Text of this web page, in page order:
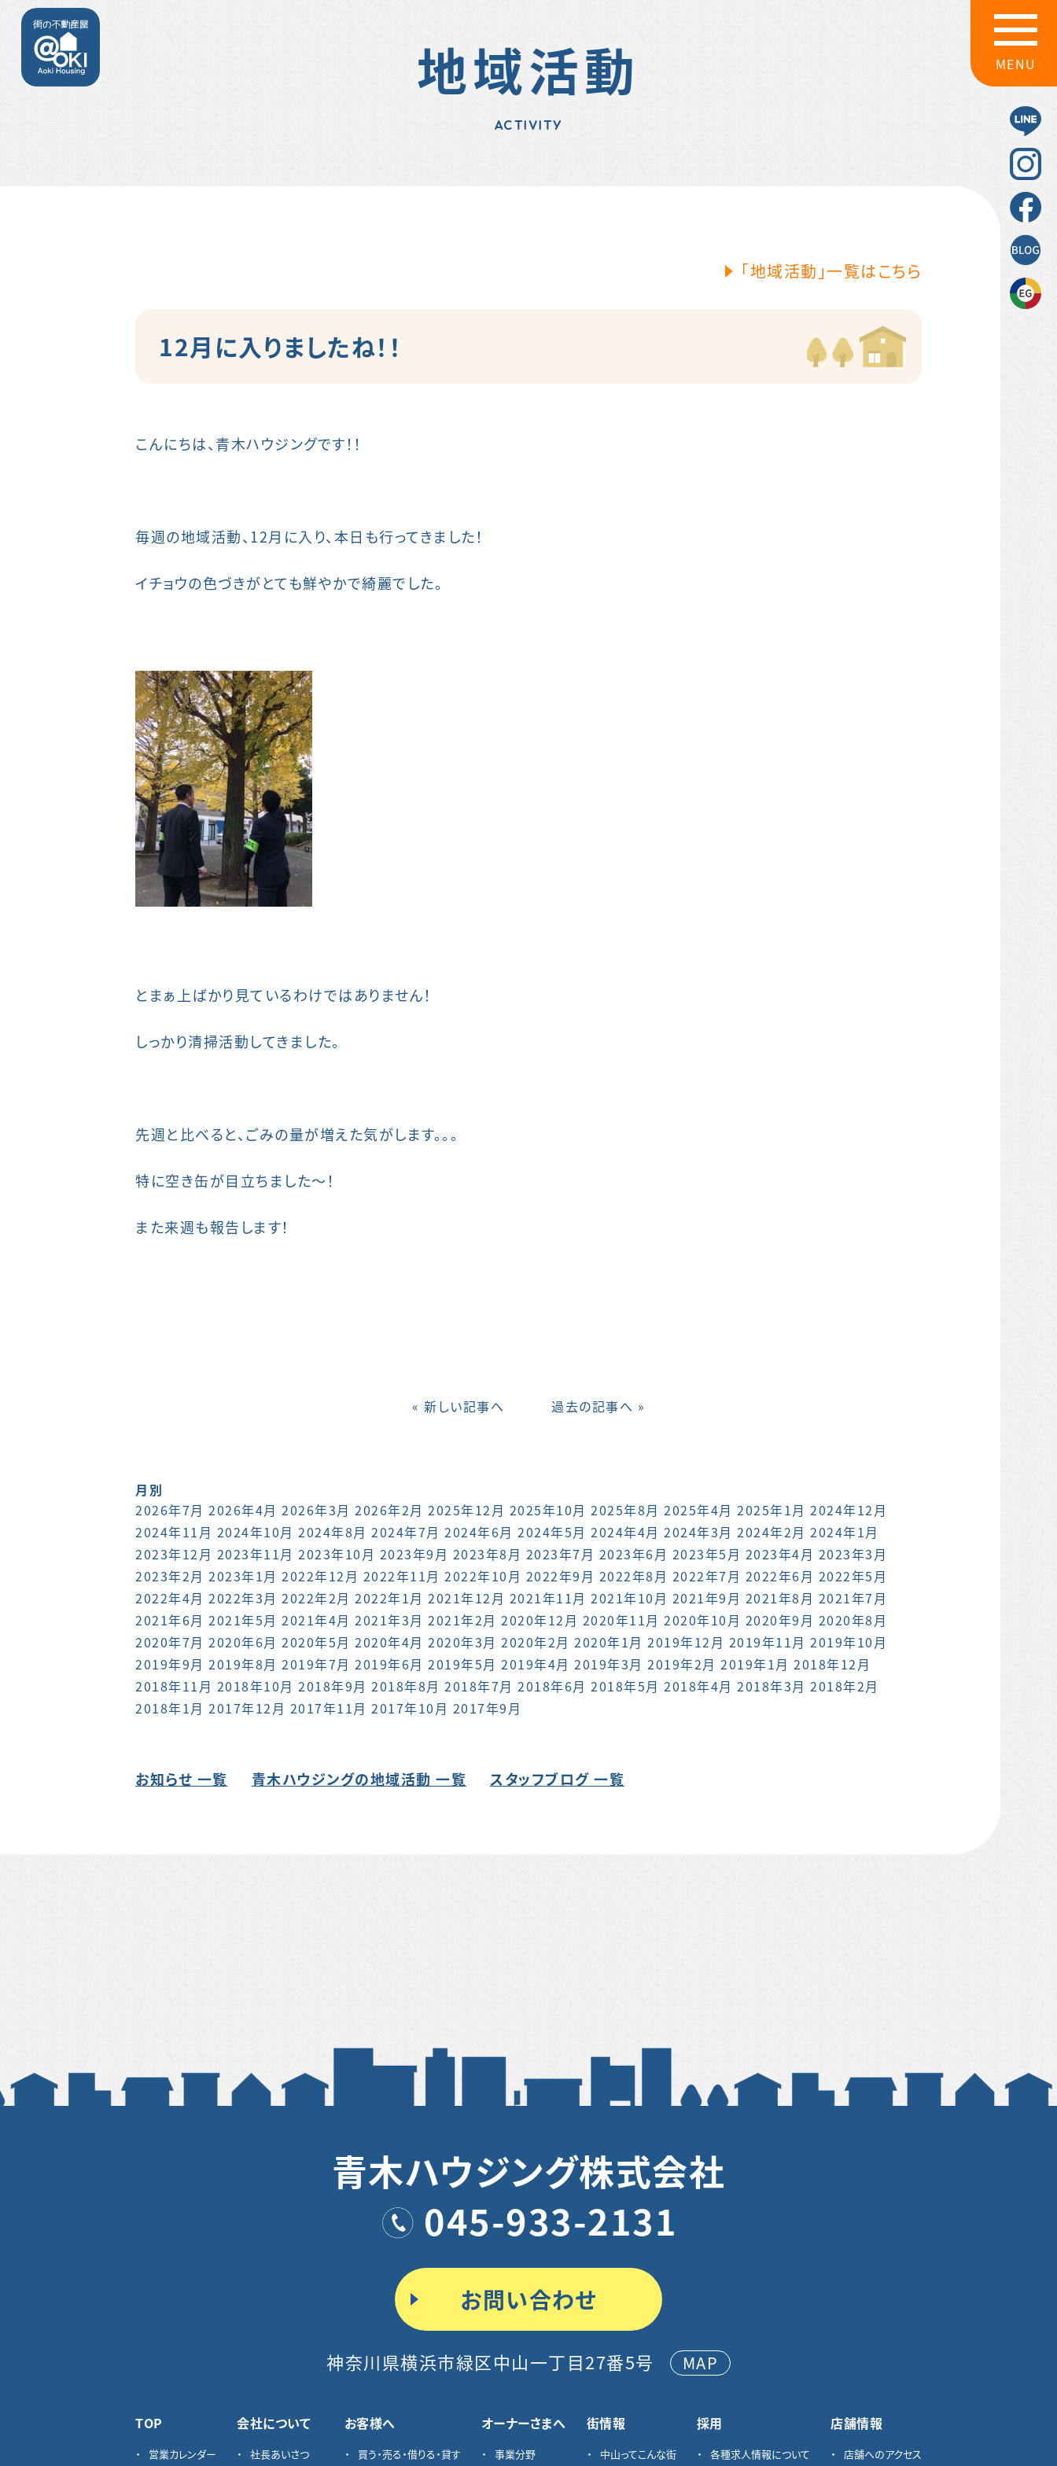
MENU
地域活動
ACTIVITY
「地域活動」一覧はこちら
12月に入りましたね！！
こんにちは、青木ハウジングです！！
毎週の地域活動、12月に入り、本日も行ってきました！
イチョウの色づきがとても鮮やかで綺麗でした。
とまぁ上ばかり見ているわけではありません！
しっかり清掃活動してきました。
先週と比べると、ごみの量が増えた気がします。。。
特に空き缶が目立ちました～！
また来週も報告します！
« 新しい記事へ 過去の記事へ »
月別
2026年7月 2026年4月 2026年3月 2026年2月 2025年12月 2025年10月 2025年8月 2025年4月 2025年1月 2024年12月
2024年11月 2024年10月 2024年8月 2024年7月 2024年6月 2024年5月 2024年4月 2024年3月 2024年2月 2024年1月
2023年12月 2023年11月 2023年10月 2023年9月 2023年8月 2023年7月 2023年6月 2023年5月 2023年4月 2023年3月
2023年2月 2023年1月 2022年12月 2022年11月 2022年10月 2022年9月 2022年8月 2022年7月 2022年6月 2022年5月
2022年4月 2022年3月 2022年2月 2022年1月 2021年12月 2021年11月 2021年10月 2021年9月 2021年8月 2021年7月
2021年6月 2021年5月 2021年4月 2021年3月 2021年2月 2020年12月 2020年11月 2020年10月 2020年9月 2020年8月
2020年7月 2020年6月 2020年5月 2020年4月 2020年3月 2020年2月 2020年1月 2019年12月 2019年11月 2019年10月
2019年9月 2019年8月 2019年7月 2019年6月 2019年5月 2019年4月 2019年3月 2019年2月 2019年1月 2018年12月
2018年11月 2018年10月 2018年9月 2018年8月 2018年7月 2018年6月 2018年5月 2018年4月 2018年3月 2018年2月
2018年1月 2017年12月 2017年11月 2017年10月 2017年9月
お知らせ 一覧 青木ハウジングの地域活動 一覧 スタッフブログ 一覧
青木ハウジング株式会社
045-933-2131
お問い合わせ
神奈川県横浜市緑区中山一丁目27番5号 MAP
TOP
営業カレンダー
会社について
社長あいさつ
お客様へ
買う・売る・借りる・貸す
オーナーさまへ
事業分野
街情報
中山ってこんな街
採用
各種求⼈情報について
店舗情報
店舗へのアクセス